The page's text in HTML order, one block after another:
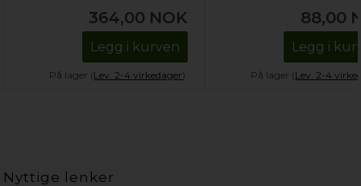
364,00 NOK
Legg i kurven
På lager (Lev. 2-4 virkedager).
88,00
Legg i
På lager (Lev. 2-4
Nyttige lenker